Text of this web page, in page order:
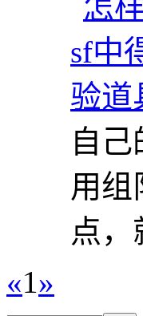
自
用组
点，
«1»